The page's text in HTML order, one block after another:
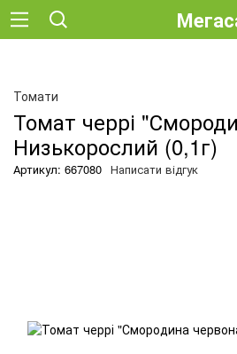
Томати
Томат черрі
Низькорослий (0,1г)
Артикул: 667080 Написати відгук